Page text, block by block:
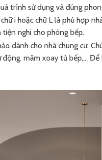
trình sử dụng và đúng
i hoặc chữ L là phù hợp
nghi cho phòng bếp.
dành cho nhà chung cư.
mâm xoay tủ bếp,…